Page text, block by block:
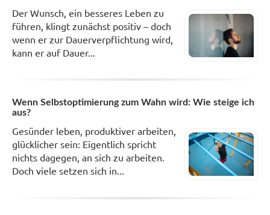
Der Wunsch, ein besseres Leben zu
führen, klingt zunächst positiv – doch
wenn er zur Dauerverpflichtung wird,
kann er auf Dauer...
Wenn Selbstoptimierung zum Wahn wird: Wie steige ich
aus?
Gesünder leben, produktiver arbeiten,
glücklicher sein: Eigentlich spricht
nichts dagegen, an sich zu arbeiten.
Doch viele setzen sich in...